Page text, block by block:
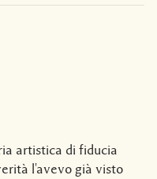
artistica di fiducia
l'avevo già visto